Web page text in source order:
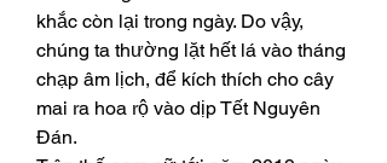
khắc còn lại trong ngày. Do vậy,
chúng ta thường lặt hết lá vào tháng
chạp âm lịch, để kích thích cho cây
mai ra hoa rộ vào dịp Tết Nguyên
Đán.